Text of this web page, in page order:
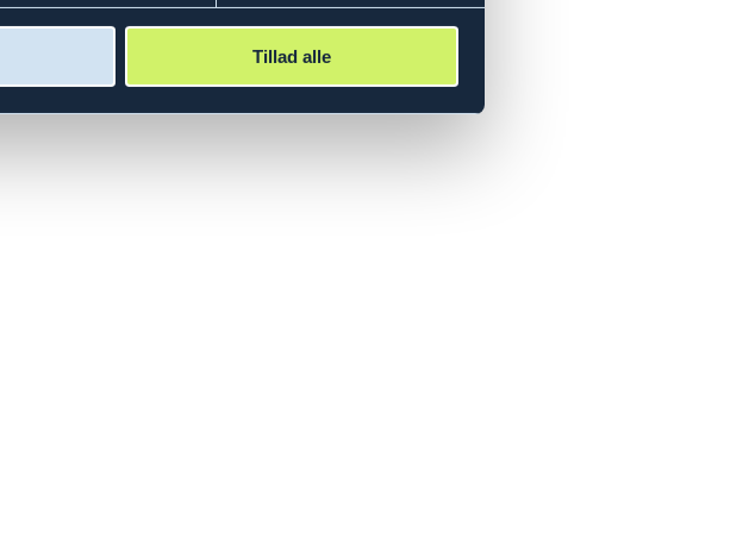
Tillad alle